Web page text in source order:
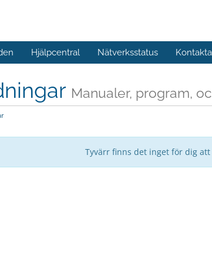
Hjälpcentral Nätverksstatus
Manualer, program,
Tyvärr finns det inget för dig